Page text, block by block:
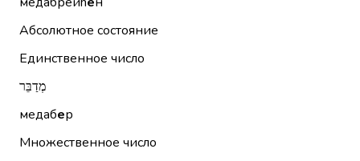
Абсолютное состояние
Единственное число
מְדַבֵּר
медабер
Множественное число